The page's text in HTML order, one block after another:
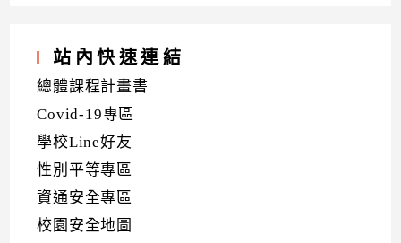
站內快速連結
總體課程計畫書
Covid-19專區
學校Line好友
性別平等專區
資通安全專區
校園安全地圖